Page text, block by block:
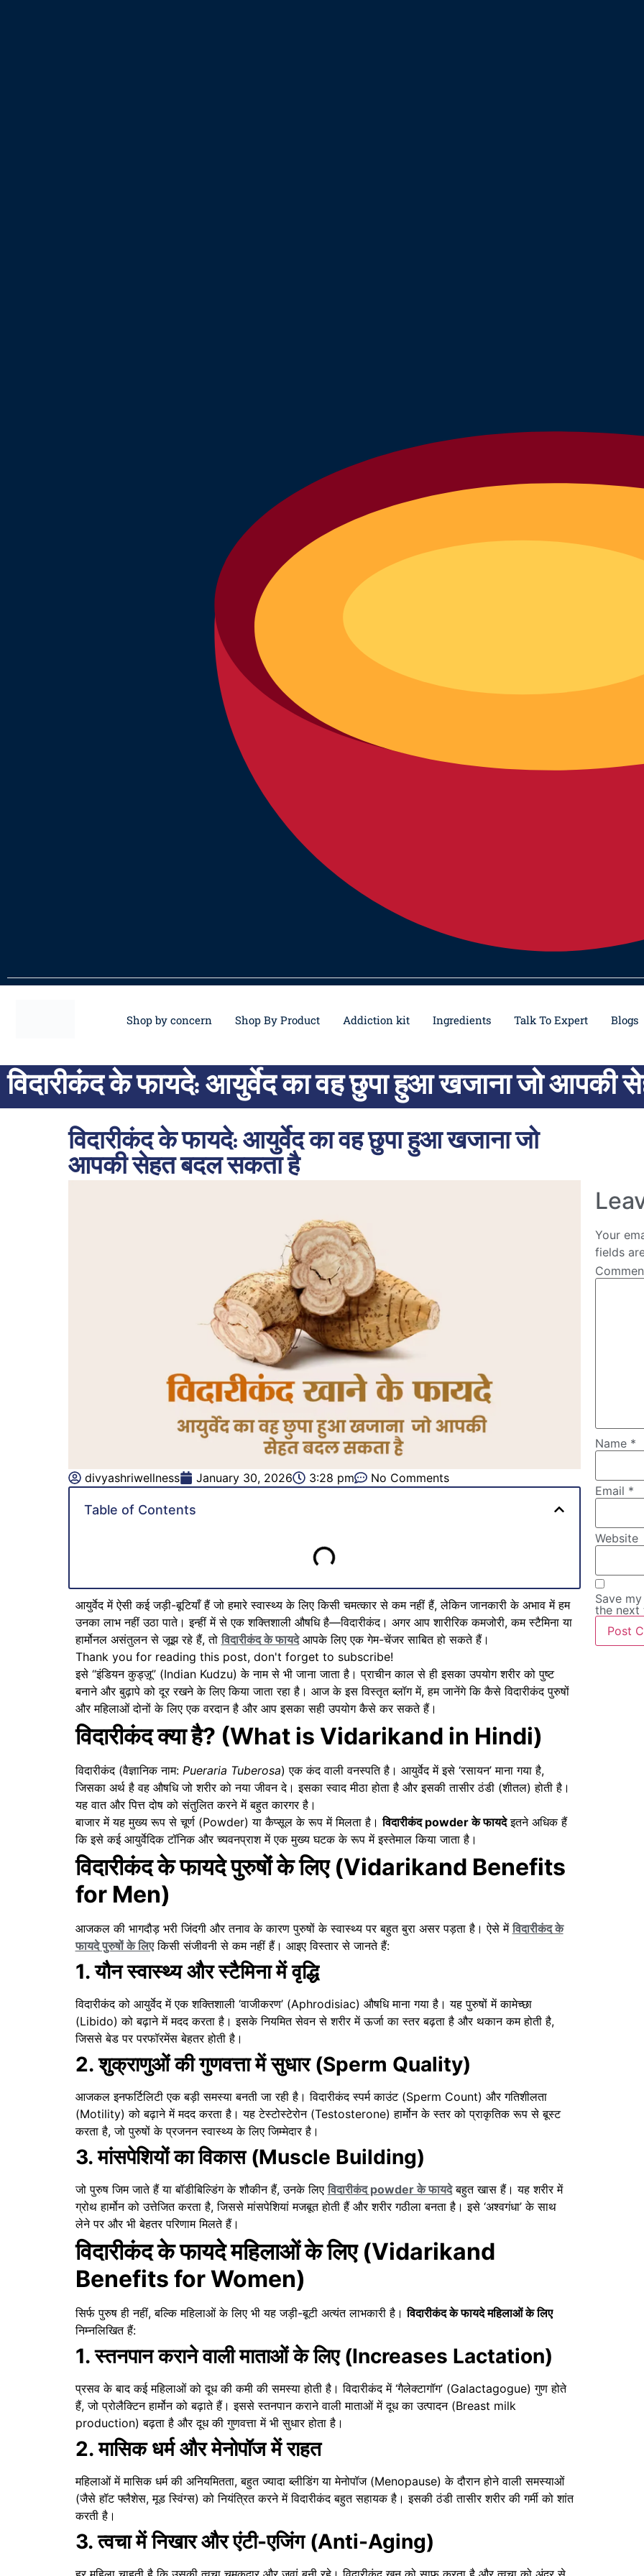
Shop by concern Shop By Product Addiction kit Ingredients Talk To Expert Blogs
विदारीकंद के फायदे: आयुर्वेद का वह छुपा हुआ खजाना जो आपकी
विदारीकंद के फायदे: आयुर्वेद का वह छुपा हुआ खजाना जो
आपकी सेहत बदल सकता है
divyashriwellness January 30, 2026 3:28 pm No Comments
Table of Contents
आयुर्वेद में ऐसी कई जड़ी-बूटियाँ हैं जो हमारे स्वास्थ्य के लिए किसी चमत्कार से कम नहीं हैं, लेकिन जानकारी के अभाव में हम
उनका लाभ नहीं उठा पाते। इन्हीं में से एक शक्तिशाली औषधि है—विदारीकंद। अगर आप शारीरिक कमजोरी, कम स्टैमिना या
हार्मोनल असंतुलन से जूझ रहे हैं, तोविदारीकंद के फायदेआपके लिए एक गेम-चेंजर साबित हो सकते हैं।
Thank you for reading this post, don't forget to subscribe!
इसे “इंडियन कुड्ज़ू” (Indian Kudzu) के नाम से भी जाना जाता है। प्राचीन काल से ही इसका उपयोग शरीर को पुष्ट
बनाने और बुढ़ापे को दूर रखने के लिए किया जाता रहा है। आज के इस विस्तृत ब्लॉग में, हम जानेंगे कि कैसे विदारीकंद पुरुषों
और महिलाओं दोनों के लिए एक वरदान है और आप इसका सही उपयोग कैसे कर सकते हैं।
विदारीकंद क्या है? (What is Vidarikand in Hindi)
विदारीकंद (वैज्ञानिक नाम: Pueraria Tuberosa) एक कंद वाली वनस्पति है। आयुर्वेद में इसे ‘रसायन’ माना गया है,
जिसका अर्थ है वह औषधि जो शरीर को नया जीवन दे। इसका स्वाद मीठा होता है और इसकी तासीर ठंडी (शीतल) होती है।
यह वात और पित्त दोष को संतुलित करने में बहुत कारगर है।
बाजार में यह मुख्य रूप से चूर्ण (Powder) या कैप्सूल के रूप में मिलता है।विदारीकंद powder के फायदेइतने अधिक हैं
कि इसे कई आयुर्वेदिक टॉनिक और च्यवनप्राश में एक मुख्य घटक के रूप में इस्तेमाल किया जाता है।
विदारीकंद के फायदे पुरुषों के लिए (Vidarikand Benefits
for Men)
आजकल की भागदौड़ भरी जिंदगी और तनाव के कारण पुरुषों के स्वास्थ्य पर बहुत बुरा असर पड़ता है। ऐसे मेंविदारीकंद के
फायदे पुरुषों के लिएकिसी संजीवनी से कम नहीं हैं। आइए विस्तार से जानते हैं:
1. यौन स्वास्थ्य और स्टैमिना में वृद्धि
विदारीकंद को आयुर्वेद में एक शक्तिशाली ‘वाजीकरण’ (Aphrodisiac) औषधि माना गया है। यह पुरुषों में कामेच्छा
(Libido) को बढ़ाने में मदद करता है। इसके नियमित सेवन से शरीर में ऊर्जा का स्तर बढ़ता है और थकान कम होती है,
जिससे बेड पर परफॉरमेंस बेहतर होती है।
2. शुक्राणुओं की गुणवत्ता में सुधार (Sperm Quality)
आजकल इनफर्टिलिटी एक बड़ी समस्या बनती जा रही है। विदारीकंद स्पर्म काउंट (Sperm Count) और गतिशीलता
(Motility) को बढ़ाने में मदद करता है। यह टेस्टोस्टेरोन (Testosterone) हार्मोन के स्तर को प्राकृतिक रूप से बूस्ट
करता है, जो पुरुषों के प्रजनन स्वास्थ्य के लिए जिम्मेदार है।
3. मांसपेशियों का विकास (Muscle Building)
जो पुरुष जिम जाते हैं या बॉडीबिल्डिंग के शौकीन हैं, उनके लिएविदारीकंद powder के फायदेबहुत खास हैं। यह शरीर में
ग्रोथ हार्मोन को उत्तेजित करता है, जिससे मांसपेशियां मजबूत होती हैं और शरीर गठीला बनता है। इसे ‘अश्वगंधा’ के साथ
लेने पर और भी बेहतर परिणाम मिलते हैं।
विदारीकंद के फायदे महिलाओं के लिए (Vidarikand
Benefits for Women)
सिर्फ पुरुष ही नहीं, बल्कि महिलाओं के लिए भी यह जड़ी-बूटी अत्यंत लाभकारी है।विदारीकंद के फायदे महिलाओं के लिए
निम्नलिखित हैं:
1. स्तनपान कराने वाली माताओं के लिए (Increases Lactation)
प्रसव के बाद कई महिलाओं को दूध की कमी की समस्या होती है। विदारीकंद में ‘गैलेक्टागॉग’ (Galactagogue) गुण होते
हैं, जो प्रोलैक्टिन हार्मोन को बढ़ाते हैं। इससे स्तनपान कराने वाली माताओं में दूध का उत्पादन (Breast milk
production) बढ़ता है और दूध की गुणवत्ता में भी सुधार होता है।
2. मासिक धर्म और मेनोपॉज में राहत
महिलाओं में मासिक धर्म की अनियमितता, बहुत ज्यादा ब्लीडिंग या मेनोपॉज (Menopause) के दौरान होने वाली समस्याओं
(जैसे हॉट फ्लैशेस, मूड स्विंग्स) को नियंत्रित करने में विदारीकंद बहुत सहायक है। इसकी ठंडी तासीर शरीर की गर्मी को शांत
करती है।
3. त्वचा में निखार और एंटी-एजिंग (Anti-Aging)
Your
fields
Name *
Email *
Website
Save
the next